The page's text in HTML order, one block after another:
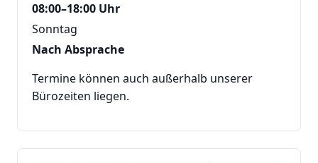
08:00–18:00 Uhr
Sonntag
Nach Absprache
Termine können auch außerhalb unserer
Bürozeiten liegen.